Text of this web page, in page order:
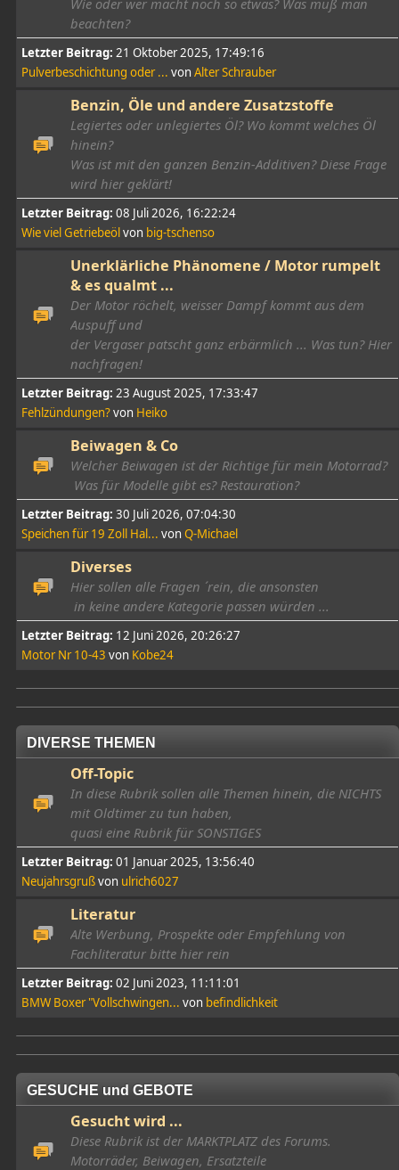
Wie oder wer macht noch so etwas? Was muß man
beachten?
Letzter Beitrag: 21 Oktober 2025, 17:49:16
Pulverbeschichtung oder ... von Alter Schrauber
Benzin, Öle und andere Zusatzstoffe
Legiertes oder unlegiertes Öl? Wo kommt welches Öl
hinein?
Was ist mit den ganzen Benzin-Additiven? Diese Frage
wird hier geklärt!
Letzter Beitrag: 08 Juli 2026, 16:22:24
Wie viel Getriebeölvon big-tschenso
Unerklärliche Phänomene / Motor rumpelt
& es qualmt ...
Der Motor röchelt, weisser Dampf kommt aus dem
Auspuff und
der Vergaser patscht ganz erbärmlich ... Was tun? Hier
nachfragen!
Letzter Beitrag: 23 August 2025, 17:33:47
Fehlzündungen?von Heiko
Beiwagen & Co
Welcher Beiwagen ist der Richtige für mein Motorrad?
Was für Modelle gibt es? Restauration?
Letzter Beitrag: 30 Juli 2026, 07:04:30
Speichen für 19 Zoll Hal... von Q-Michael
Diverses
Hier sollen alle Fragen ´rein, die ansonsten
in keine andere Kategorie passen würden ...
Letzter Beitrag: 12 Juni 2026, 20:26:27
Motor Nr 10-43 von Kobe24
DIVERSE THEMEN
Off-Topic
In diese Rubrik sollen alle Themen hinein, die NICHTS
mit Oldtimer zu tun haben,
quasi eine Rubrik für SONSTIGES
Letzter Beitrag: 01 Januar 2025, 13:56:40
Neujahrsgrußvon ulrich6027
Literatur
Alte Werbung, Prospekte oder Empfehlung von
Fachliteratur bitte hier rein
Letzter Beitrag: 02 Juni 2023, 11:11:01
BMW Boxer "Vollschwingen... von befindlichkeit
GESUCHE und GEBOTE
Gesucht wird ...
Diese Rubrik ist der MARKTPLATZ des Forums.
Motorräder, Beiwagen, Ersatzteile